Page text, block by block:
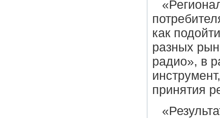
как
разных
радио», в
принятия